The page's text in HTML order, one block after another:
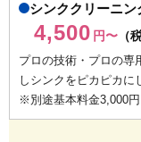
シンククリーニン
4,500 円〜 （
プロの技術・プロの専
しシンクをピカピカに
※別途基本料金3,000円